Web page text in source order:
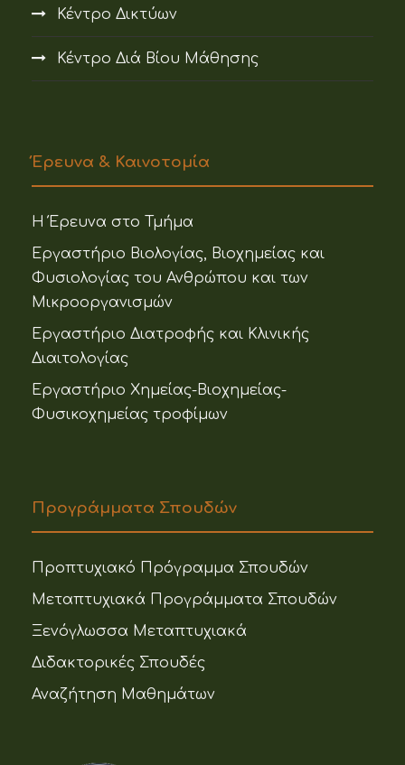
Κέντρο Δικτύων
Κέντρο Διά Βίου Μάθησης
Έρευνα & Καινοτομία
Η Έρευνα στο Τμήμα
Εργαστήριο Βιολογίας, Βιοχημείας και
Φυσιολογίας του Ανθρώπου και των
Μικροοργανισμών
Εργαστήριο Διατροφής και Κλινικής
Διαιτολογίας
Εργαστήριο Χημείας-Βιοχημείας-
Φυσικοχημείας τροφίμων
Προγράμματα Σπουδών
Προπτυχιακό Πρόγραμμα Σπουδών
Μεταπτυχιακά Προγράμματα Σπουδών
Ξενόγλωσσα Μεταπτυχιακά
Διδακτορικές Σπουδές
Αναζήτηση Μαθημάτων